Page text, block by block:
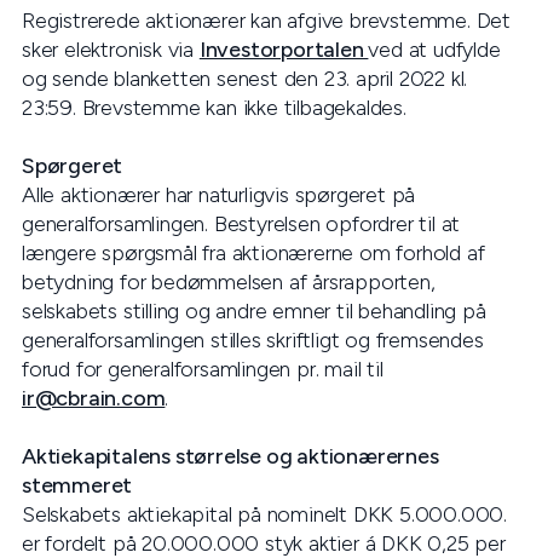
Registrerede aktionærer kan afgive brevstemme. Det
sker elektronisk via Investorportalenved at udfylde
og sende blanketten senest den 23. april 2022 kl.
23:59. Brevstemme kan ikke tilbagekaldes.
Spørgeret
Alle aktionærer har naturligvis spørgeret på
generalforsamlingen. Bestyrelsen opfordrer til at
længere spørgsmål fra aktionærerne om forhold af
betydning for bedømmelsen af årsrapporten,
selskabets stilling og andre emner til behandling på
generalforsamlingen stilles skriftligt og fremsendes
forud for generalforsamlingen pr. mail til
ir@cbrain.com.
Aktiekapitalens størrelse og aktionærernes
stemmeret
Selskabets aktiekapital på nominelt DKK 5.000.000.
er fordelt på 20.000.000 styk aktier á DKK 0,25 per